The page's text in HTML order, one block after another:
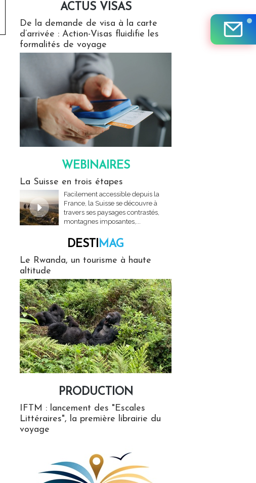
ACTUS VISAS
De la demande de visa à la carte
d’arrivée : Action-Visas fluidifie les
formalités de voyage
WEBINAIRES
La Suisse en trois étapes
Facilement accessible depuis la
France, la Suisse se découvre à
travers ses paysages contrastés,
montagnes imposantes,...
DESTIMAG
Le Rwanda, un tourisme à haute
altitude
PRODUCTION
IFTM : lancement des "Escales
Littéraires", la première librairie du
voyage